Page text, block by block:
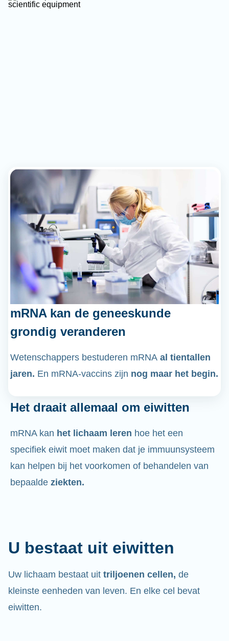
mRNA kan de geneeskunde
grondig veranderen
Wetenschappers bestuderen mRNA al tientallen
jaren. En mRNA-vaccins zijn nog maar het begin.
Het draait allemaal om eiwitten
mRNA kan het lichaam leren hoe het een
specifiek eiwit moet maken dat je immuunsysteem
kan helpen bij het voorkomen of behandelen van
bepaalde ziekten.
U bestaat uit eiwitten
Uw lichaam bestaat uit triljoenen cellen, de
kleinste eenheden van leven. En elke cel bevat
eiwitten.